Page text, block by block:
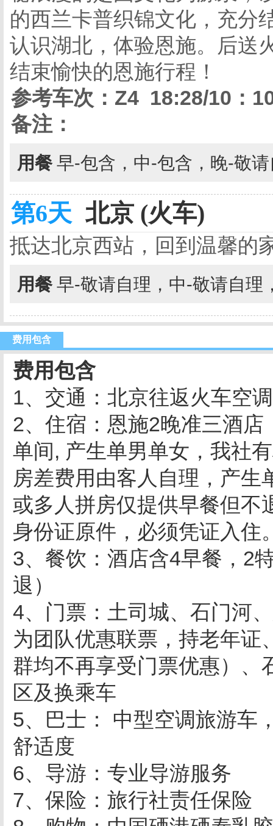
的西兰卡普织锦文化，充分
认识湖北，体验恩施。后送
结束愉快的恩施行程！
参考车次： Z4 18:28/10
备注：
用餐 早-包含，中-包含，晚-敬
第6天 北京 (火车)
抵达北京西站，回到温馨的
用餐 早-敬请自理，中-敬请自理
费用包含
费用包含
1、交通：北京往返火车空
2、住宿：恩施2晚准三酒
单间, 产生单男单女，我社
房差费用由客人自理，产生
或多人拼房仅提供早餐但不
身份证原件，必须凭证入住
3、餐饮：酒店含4早餐，2
退）
4、门票：土司城、石门河
为团队优惠联票，持老年证
群均不再享受门票优惠）、
区及换乘车
5、巴士： 中型空调旅游车
舒适度
6、导游：专业导游服务
7、保险：旅行社责任保险